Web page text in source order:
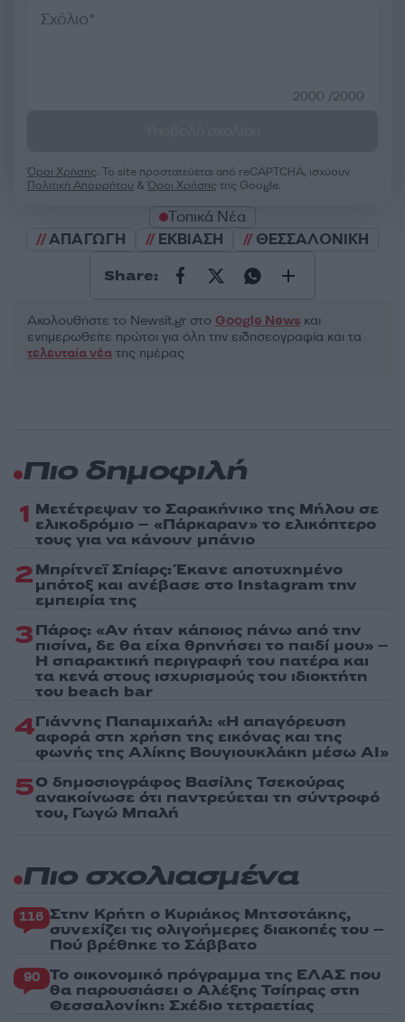
2000 /2000
Όροι Χρήσης. Το site προστατεύεται από reCAPTCHA, ισχύουν
Πολιτική Απορρήτου &Όροι Χρήσης της Google.
Τοπικά Νέα
ΑΠΑΓΩΓΗ
ΕΚΒΙΑΣΗ ΘΕΣΣΑΛΟΝΙΚΗ
Share:
Ακολουθήστε το Νewsit.gr στο Google News και
ενημερωθείτε πρώτοι για όλη την ειδησεογραφία και τα
τελευταία νέα της ημέρας
Πιο δημοφιλή
1 Μετέτρεψαν το Σαρακήνικο της Μήλου σε
ελικοδρόμιο – «Πάρκαραν» το ελικόπτερο
τους για να κάνουν μπάνιο
2Μπρίτνεϊ Σπίαρς: Έκανε αποτυχημένο
μπότοξ και ανέβασε στο Instagram την
εμπειρία της
3Πάρος: «Αν ήταν κάποιος πάνω από την
πισίνα, δε θα είχα θρηνήσει το παιδί μου» –
Η σπαρακτική περιγραφή του πατέρα και
τα κενά στους ισχυρισμούς του ιδιοκτήτη
του beach bar
4Γιάννης Παπαμιχαήλ: «Η απαγόρευση
αφορά στη χρήση της εικόνας και της
φωνής της Αλίκης Βουγιουκλάκη μέσω AI»
5Ο δημοσιογράφος Βασίλης Τσεκούρας
ανακοίνωσε ότι παντρεύεται τη σύντροφό
του, Γωγώ Μπαλή
Πιο σχολιασμένα
116 Στην Κρήτη ο Κυριάκος Μητσοτάκης,
συνεχίζει τις ολιγοήμερες διακοπές του –
Πού βρέθηκε το Σάββατο
90 Το οικονομικό πρόγραμμα της ΕΛΑΣ που
θα παρουσιάσει ο Αλέξης Τσίπρας στη
Θεσσαλονίκη: Σχέδιο τετραετίας